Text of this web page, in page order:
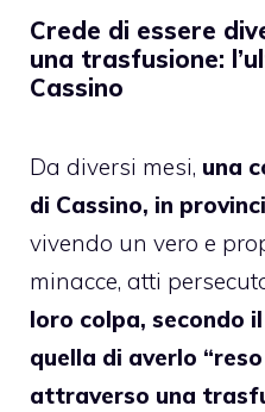
Crede di essere
una trasfusione:
Cassino
Da diversi mesi, una
di Cassino, in
vivendo un vero e
minacce, atti
loro colpa, secondo
quella di averlo
attraverso una